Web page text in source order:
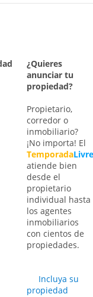
¿Quieres
anunciar tu
propiedad?
Propietario,
corredor o
inmobiliario?
¡No importa! El
TemporadaLivre
atiende bien
desde el
propietario
individual hasta
los agentes
inmobiliarios
con cientos de
propiedades.
Incluya su
propiedad